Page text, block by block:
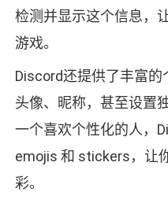
检测并显示这个信息，
游戏。
Discord还提供了丰富
头像、昵称，甚至设置
一个喜欢个性化的人，
emojis 和 stickers，让
彩。